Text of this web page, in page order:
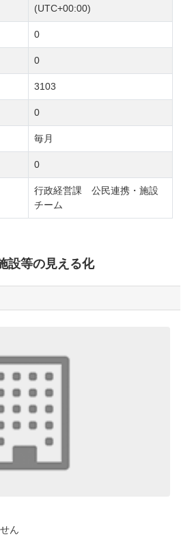
設等の見える化
ん
(UTC+00:00)
0
0
3103
0
毎月
0
行政経営課 公民連携・施設
チーム